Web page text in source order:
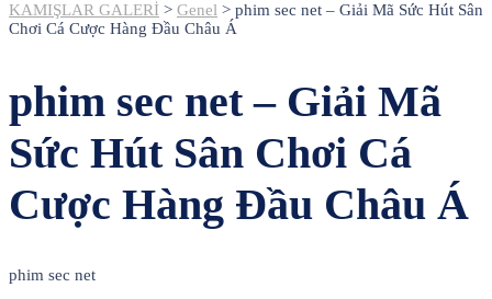
KAMIŞLAR GALERİ > Genel > phim sec net – Giải Mã Sức Hút Sân
Chơi Cá Cược Hàng Đầu Châu Á
phim sec net – Giải Mã
Sức Hút Sân Chơi Cá
Cược Hàng Đầu Châu Á
phim sec net